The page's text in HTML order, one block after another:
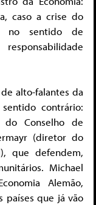
caso a crise do
no sentido de
alto-falantes da
contrário:
do Conselho de
(diretor do
que defendem,
Michael
Alemão,
países que já vão